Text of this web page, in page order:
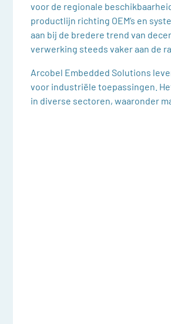
voor de regionale
productlijn richting OEM’s en
aan bij de bredere trend van
verwerking steeds vaker aan de
Arcobel Embedded Solutions
voor industriële toepassingen.
in diverse sectoren, waaronder